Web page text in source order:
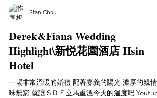
Stan Chou
Derek&Fiana Wedding
Highlight\新悦花園酒店 Hsin
Hotel
一場非常溫暖的婚禮 配著嘉義的陽光 濃厚的親情
味無窮 就讓ＳＤＥ立馬重溫今天的溫度吧